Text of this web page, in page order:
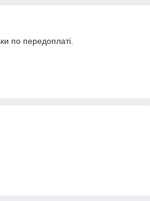
по передоплаті.